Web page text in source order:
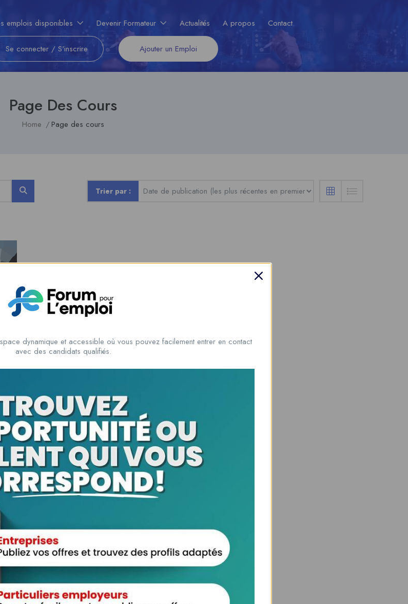
emplois disponibles Devenir Formateur Actualités A propos Contact
Se connecter / S'inscrire Ajouter un Emploi
Page Des Cours
Home Page des cours
Trier par :
dynamique et accessible où vous pouvez facilement entrer en contact
avec des candidats qualifiés.